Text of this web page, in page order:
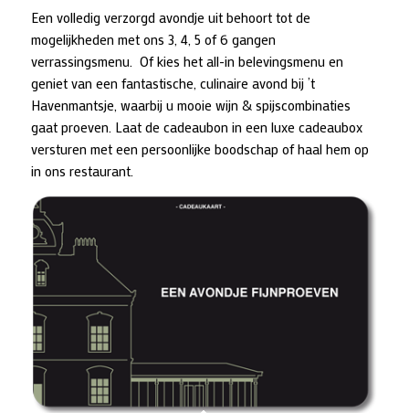
Een volledig verzorgd avondje uit behoort tot de
mogelijkheden met ons 3, 4, 5 of 6 gangen
verrassingsmenu. Of kies het all-in belevingsmenu en
geniet van een fantastische, culinaire avond bij ’t
Havenmantsje, waarbij u mooie wijn & spijscombinaties
gaat proeven. Laat de cadeaubon in een luxe cadeaubox
versturen met een persoonlijke boodschap of haal hem op
in ons restaurant.